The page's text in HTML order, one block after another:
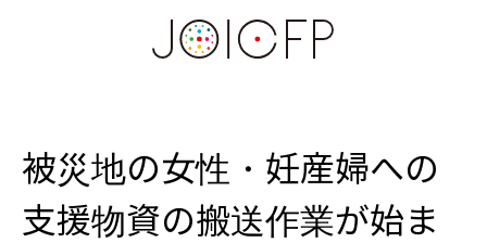
被災地の女性・妊産婦への
支援物資の搬送作業が始ま